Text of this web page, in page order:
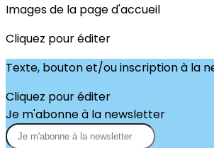
Images de la page d'accueil
Cliquez pour éditer
Texte, bouton et/ou inscription à la
Cliquez pour éditer
Je m'abonne à la newsletter